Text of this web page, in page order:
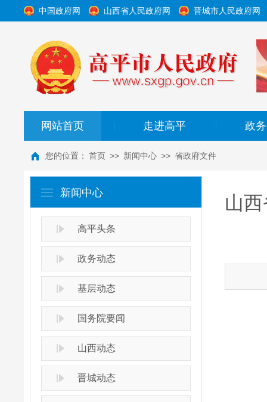
中国政府网 山西省人民政府网 晋城市人民政府网
网站首页 走进高平 政
您的位置： 首页 >> 新闻中心 >> 省政府文件
新闻中心
高平头条
政务动态
基层动态
国务院要闻
山西动态
晋城动态
山